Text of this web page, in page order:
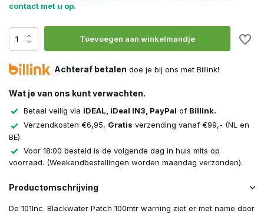
contact met u op.
Toevoegen aan winkelmandje
Achteraf betalen doe je bij ons met Billink!
Wat je van ons kunt verwachten.
Betaal veilig via iDEAL, iDeal IN3, PayPal of Billink.
Verzendkosten €6,95, Gratis verzending vanaf €99,- (NL en
BE).
Voor 18:00 besteld is de volgende dag in huis mits op
voorraad. (Weekendbestellingen worden maandag verzonden).
Productomschrijving
De 101Inc. Blackwater Patch 100mtr warning ziet er met name door